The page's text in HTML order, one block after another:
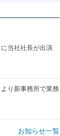
当社社長が出演
り新事務所で業務
お知らせ一覧